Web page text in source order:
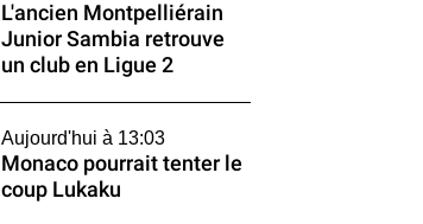
L'ancien Montpelliérain
Junior Sambia retrouve
un club en Ligue 2
Aujourd'hui à 13:03
Monaco pourrait tenter le
coup Lukaku